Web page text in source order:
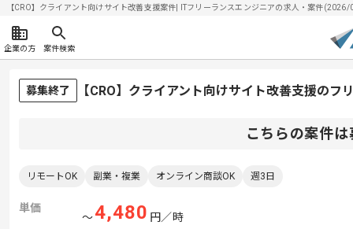
【CRO】クライアント向けサイト改善支援案件| ITフリーランスエンジニアの求人・案件
企業の方 案件検索
募集終了 【CRO】クライアント向けサイト改善支援のフ
こちらの案件
リモートOK 副業・複業 オンライン商談OK 週3日
単価
〜4,480 円／時